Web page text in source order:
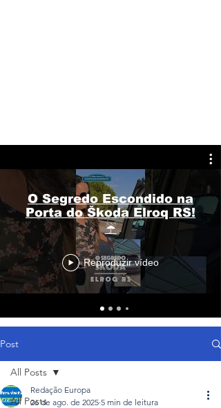
O Segredo Escondido na
Porta do Škoda Elroq RS!
☔
Reproduzir vídeo
Post
All Posts
All Posts
Redação Europa
26 de ago. de 2025 5 min de leitura